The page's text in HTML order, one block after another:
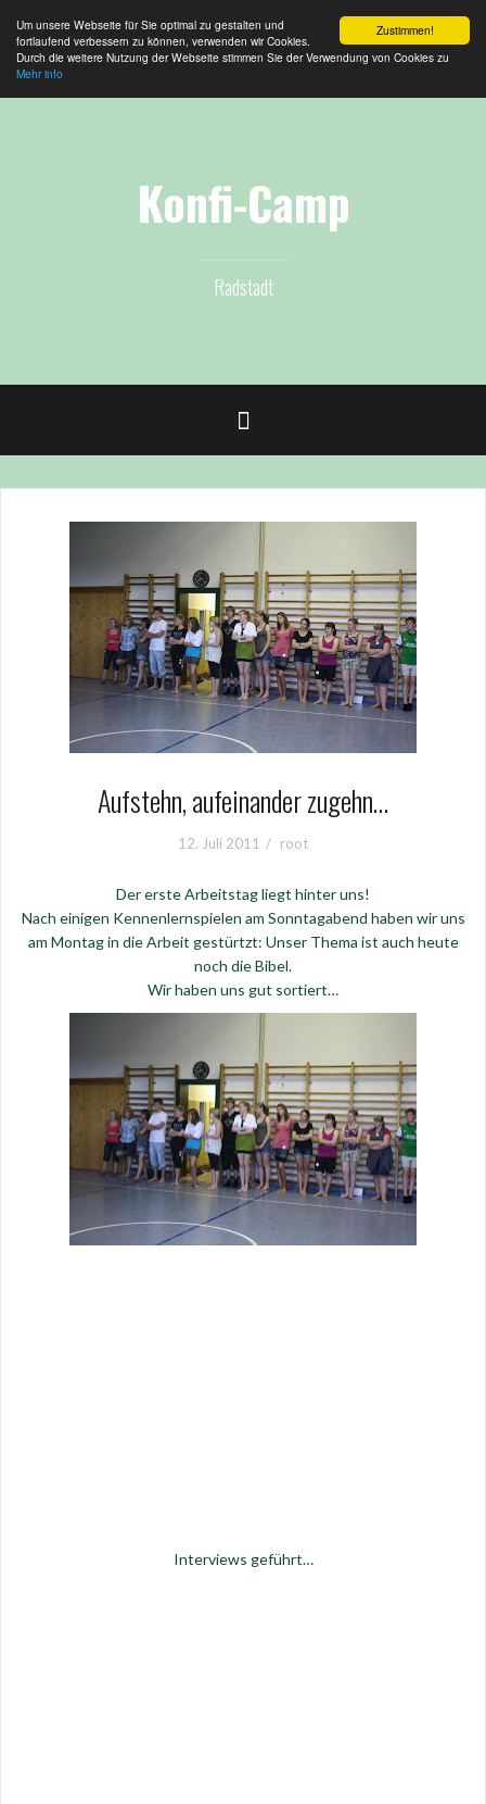
Zustimmen!
Um unsere Webseite für Sie optimal zu gestalten und
fortlaufend verbessern zu können, verwenden wir Cookies.
Durch die weitere Nutzung der Webseite stimmen Sie der Verwendung von Cookies zu
Mehr info
Zum
Konfi-Camp
Radstadt
Aufstehn, aufeinander zugehn…
12. Juli 2011 root
Der erste Arbeitstag liegt hinter uns!
Nach einigen Kennenlernspielen am Sonntagabend haben wir uns
am Montag in die Arbeit gestürtzt: Unser Thema ist auch heute
noch die Bibel.
Wir haben uns gut sortiert…
Interviews geführt…